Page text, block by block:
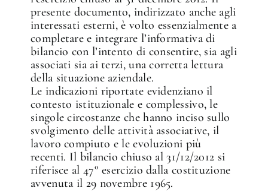
presente documento, indirizzato anche agli
interessati esterni, è volto essenzialmente a
completare e integrare l’informativa di
bilancio con l’intento di consentire, sia agli
associati sia ai terzi, una corretta lettura
della situazione aziendale.
Le indicazioni riportate evidenziano il
contesto istituzionale e complessivo, le
singole circostanze che hanno inciso sullo
svolgimento delle attività associative, il
lavoro compiuto e le evoluzioni più
recenti. Il bilancio chiuso al 31/12/2012 si
riferisce al 47° esercizio dalla costituzione
avvenuta il 29 novembre 1965.